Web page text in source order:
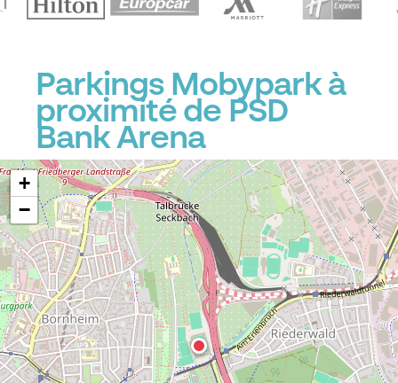
Parkings Mobypark à
proximité de PSD
Bank Arena
+
−